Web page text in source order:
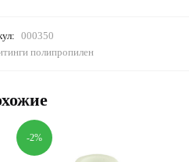
000350
полипропилен
-2%